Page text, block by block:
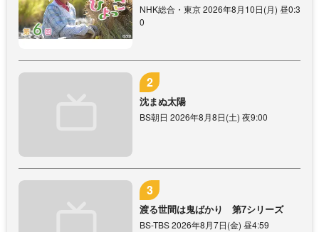
NHK総合・東京 2026年8月10日(月) 昼0:3
0
沈まぬ太陽
BS朝日 2026年8月8日(土) 夜9:00
渡る世間は鬼ばかり 第7シリーズ
BS-TBS 2026年8月7日(金) 昼4:59